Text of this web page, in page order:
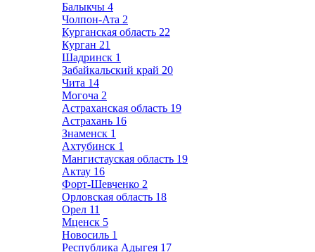
Балыкчы 4
Чолпон-Ата 2
Курганская область 22
Курган 21
Шадринск 1
Забайкальский край 20
Чита 14
Могоча 2
Астраханская область 19
Астрахань 16
Знаменск 1
Ахтубинск 1
Мангистауская область 19
Актау 16
Форт-Шевченко 2
Орловская область 18
Орел 11
Мценск 5
Новосиль 1
Республика Адыгея 17